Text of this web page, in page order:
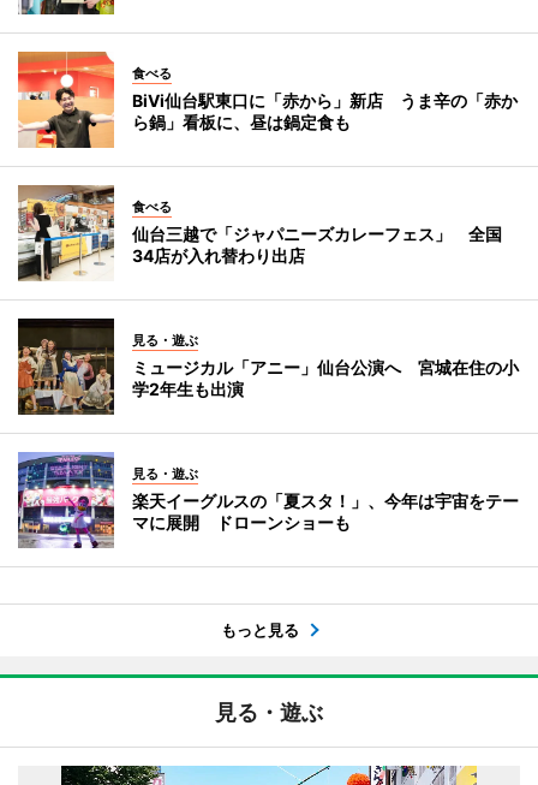
食べる
BiVi仙台駅東口に「赤から」新店 うま辛の「赤か
ら鍋」看板に、昼は鍋定食も
食べる
仙台三越で「ジャパニーズカレーフェス」 全国
34店が入れ替わり出店
見る・遊ぶ
ミュージカル「アニー」仙台公演へ 宮城在住の小
学2年生も出演
見る・遊ぶ
楽天イーグルスの「夏スタ！」、今年は宇宙をテー
マに展開 ドローンショーも
もっと見る
見る・遊ぶ